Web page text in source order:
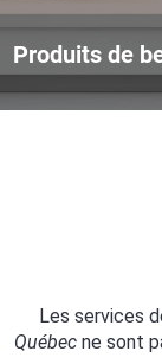
Produits de
Les services
Québecne sont